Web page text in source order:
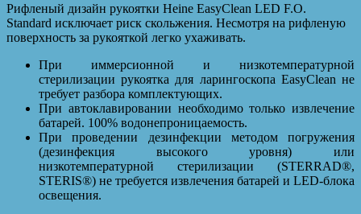
Рифленый дизайн рукоятки Heine EasyClean LED F.O.
Standard исключает риск скольжения. Несмотря на рифленую
поверхность за рукояткой легко ухаживать.
При иммерсионной и низкотемпературной
стерилизации рукоятка для ларингоскопа EasyClean не
требует разбора комплектующих.
При автоклавировании необходимо только извлечение
батарей. 100% водонепроницаемость.
При проведении дезинфекции методом погружения
(дезинфекция высокого уровня) или
низкотемпературной стерилизации (STERRAD®,
STERIS®) не требуется извлечения батарей и LED-блока
освещения.